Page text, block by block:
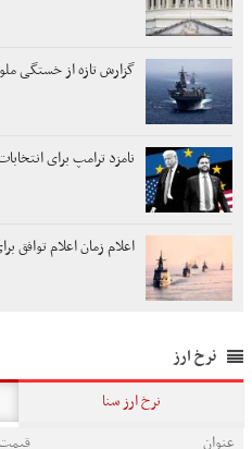
گزارش تازه از خستگی
نامزد ترامپ برای انتخابات ۲۰۲۸ آمریکا مشخص
اعلام زمان اعلام توافق
نرخ ارز
نرخ ارز سنا
عنوان